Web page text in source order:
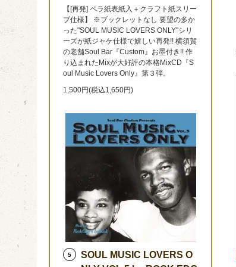
【[再発] ペラ紙表紙入＋クラフト紙スリー
ブ仕様】 ※ブックレットなし 要望の多か
った"SOUL MUSIC LOVERS ONLY"シリ
ーズが紙ジャケ仕様で嬉しい再発!! 横須賀
の老舗Soul Bar『Custom』お墨付き!! 作
り込まれたMixが大好評の本格MixCD『S
oul Music Lovers Only』第３弾。
1,500円(税込1,650円)
5
SOUL MUSIC LOVERS O